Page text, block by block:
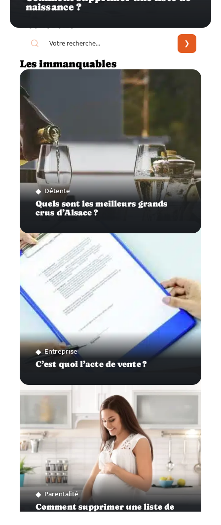
naissance ?
Recherche
Les immanquables
Détente
Quels sont les meilleurs grands
crus d’Alsace ?
Entreprise
C’est quoi l’acte de vente ?
Parentalité
Comment supprimer une liste de